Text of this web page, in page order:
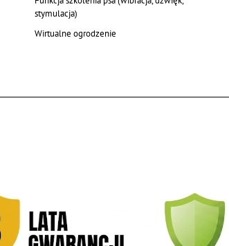
stymulacja)
Wirtualne ogrodzenie